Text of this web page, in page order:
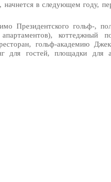
в следующем году,
Президентского гольф-,
коттеджный
гольф-академию
для гостей, площадки для